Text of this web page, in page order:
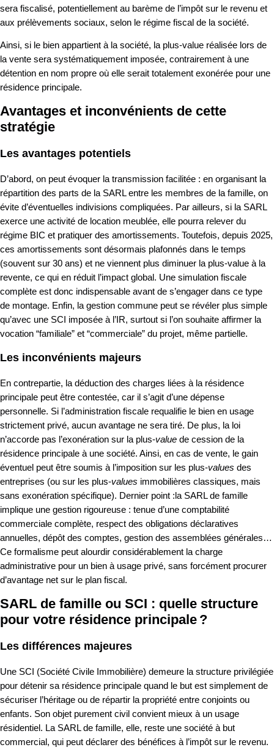
sera fiscalisé, potentiellement au barème de l’impôt sur le revenu et
aux prélèvements sociaux, selon le régime fiscal de la société.
Ainsi, si le bien appartient à la société, la plus-value réalisée lors de
la vente sera systématiquement imposée, contrairement à une
détention en nom propre où elle serait totalement exonérée pour une
résidence principale.
Avantages et inconvénients de cette
stratégie
Les avantages potentiels
D’abord, on peut évoquer la transmission facilitée : en organisant la
répartition des parts de la SARL entre les membres de la famille, on
évite d’éventuelles indivisions compliquées. Par ailleurs, si la SARL
exerce une activité de location meublée, elle pourra relever du
régime BIC et pratiquer des amortissements. Toutefois, depuis 2025,
ces amortissements sont désormais plafonnés dans le temps
(souvent sur 30 ans) et ne viennent plus diminuer la plus-value à la
revente, ce qui en réduit l’impact global. Une simulation fiscale
complète est donc indispensable avant de s’engager dans ce type
de montage. Enfin, la gestion commune peut se révéler plus simple
qu’avec une SCI imposée à l’IR, surtout si l’on souhaite affirmer la
vocation “familiale” et “commerciale” du projet, même partielle.
Les inconvénients majeurs
En contrepartie, la déduction des charges liées à la résidence
principale peut être contestée, car il s’agit d’une dépense
personnelle. Si l’administration fiscale requalifie le bien en usage
strictement privé, aucun avantage ne sera tiré. De plus, la loi
n’accorde pas l’exonération sur la plus-value de cession de la
résidence principale à une société. Ainsi, en cas de vente, le gain
éventuel peut être soumis à l’imposition sur les plus-values des
entreprises (ou sur les plus-values immobilières classiques, mais
sans exonération spécifique). Dernier point :la SARL de famille
implique une gestion rigoureuse : tenue d’une comptabilité
commerciale complète, respect des obligations déclaratives
annuelles, dépôt des comptes, gestion des assemblées générales…
Ce formalisme peut alourdir considérablement la charge
administrative pour un bien à usage privé, sans forcément procurer
d’avantage net sur le plan fiscal.
SARL de famille ou SCI : quelle structure
pour votre résidence principale ?
Les différences majeures
Une SCI (Société Civile Immobilière) demeure la structure privilégiée
pour détenir sa résidence principale quand le but est simplement de
sécuriser l’héritage ou de répartir la propriété entre conjoints ou
enfants. Son objet purement civil convient mieux à un usage
résidentiel. La SARL de famille, elle, reste une société à but
commercial, qui peut déclarer des bénéfices à l’impôt sur le revenu.